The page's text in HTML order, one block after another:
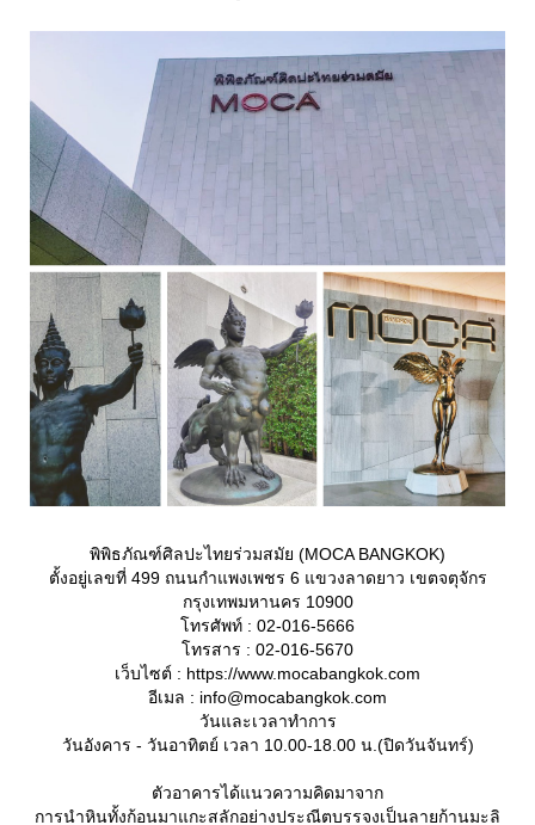
พิพิธภัณฑ์ศิลปะไทยร่วมสมัย (MOCA BANGKOK)
ตั้งอยู่เลขที่ 499 ถนนกำแพงเพชร 6 แขวงลาดยาว เขตจตุจักร
กรุงเทพมหานคร 10900
ทรศัพท์ : 02-016-5666
ทรสาร : 02-016-5670
เว็บไซต์ : https://www.mocabangkok.com
อีเมล : info@mocabangkok.com
วันและเวลาทำการ
วันอังคาร - วันอาทิตย์ เวลา 10.00-18.00 น.(ปิดวันจันทร์)
ตัวอาคารได้แนวความคิดมาจาก
การนำหินทั้งก้อนมาแกะสลักอย่างประณีตบรรจงเป็นลายก้านมะลิ